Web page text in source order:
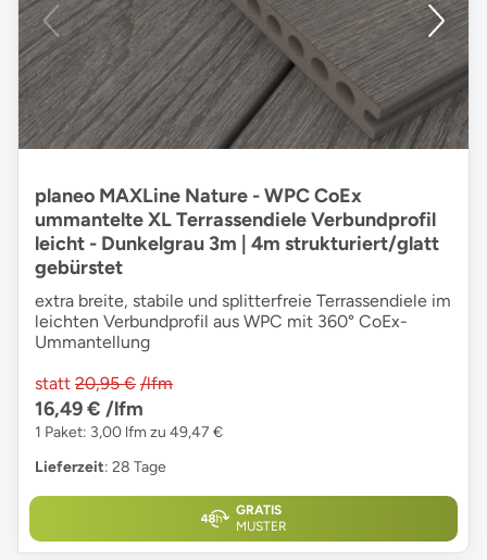
planeo MAXLine Nature - WPC CoEx
ummantelte XL Terrassendiele Verbundprofil
leicht - Dunkelgrau 3m | 4m strukturiert/glatt
gebürstet
extra breite, stabile und splitterfreie Terrassendiele im
leichten Verbundprofil aus WPC mit 360° CoEx-
Ummantellung
statt 20,95 € /lfm
16,49 € /lfm
1 Paket: 3,00 lfm zu 49,47 €
Lieferzeit: 28 Tage
GRATIS
MUSTER